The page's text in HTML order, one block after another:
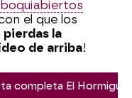
el que los
pierdas la
de arriba!
completa El